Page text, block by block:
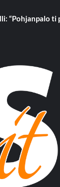
“Pohjanpalo